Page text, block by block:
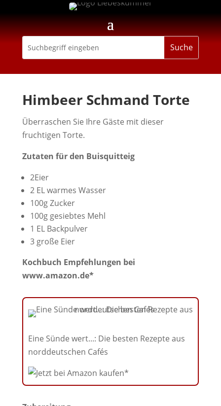
Himbeer Schmand Torte
Überraschen Sie Ihre Gäste mit dieser
fruchtigen Torte.
Zutaten für den Buisquitteig
2Eier
2 EL warmes Wasser
100g Zucker
100g gesiebtes Mehl
1 EL Backpulver
3 große Eier
Kochbuch Empfehlungen bei
www.amazon.de*
Eine Sünde wert...: Die besten Rezepte aus
norddeutschen Cafés